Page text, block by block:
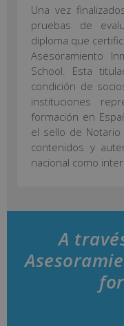
Una vez
pruebas de
diploma que
Asesoramiento
School. Esta
condición de
instituciones
formación en
el sello de
contenidos y
nacional como
A